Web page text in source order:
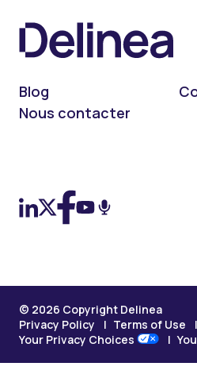
Blog
Nous contacter
© 2026 Copyright Delinea
Privacy Policy
Terms of Use
Your Privacy Choices